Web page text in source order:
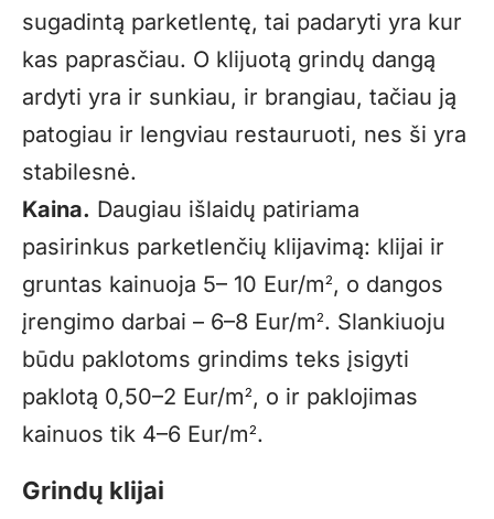
sugadintą parketlentę, tai padaryti yra kur
kas paprasčiau. O klijuotą grindų dangą
ardyti yra ir sunkiau, ir brangiau, tačiau ją
patogiau ir lengviau restauruoti, nes ši yra
stabilesnė.
Kaina. Daugiau išlaidų patiriama
pasirinkus parketlenčių klijavimą: klijai ir
gruntas kainuoja 5– 10 Eur/m2 , o dangos
įrengimo darbai – 6–8 Eur/m2. Slankiuoju
būdu paklotoms grindims teks įsigyti
paklotą 0,50–2 Eur/m2 , o ir paklojimas
kainuos tik 4–6 Eur/m2.
Grindų klijai